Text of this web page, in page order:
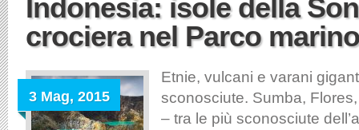
Indonesia: isole della
crociera nel Parco
3 Mag, 2015
Etnie, vulcani e varani
sconosciute. Sumba,
– tra le più sconosciute